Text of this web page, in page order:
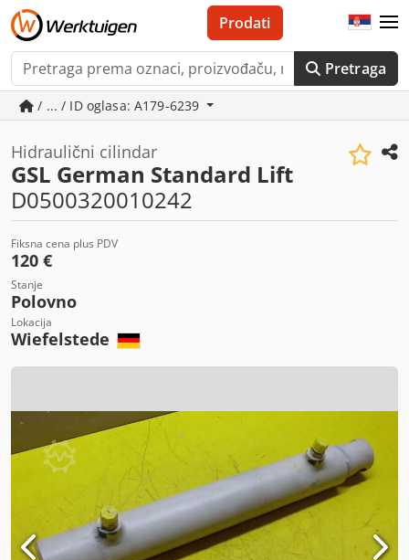
Pretraga
Prodati
/ ... / ID oglasa: A179-6239
Hidraulični cilindar
GSL German Standard Lift
D0500320010242
Fiksna cena plus PDV
120 €
Stanje
Polovno
Lokacija
Wiefelstede